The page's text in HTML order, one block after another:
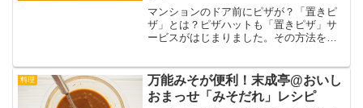
マンションのドア前にピザが？「置きピ
ザ」とは？ピザハットも「置きピザ」サ
ービスがはじまりました。その方法をご
料理
万能みそが便利！末成亭@おいし
おまっせ「みそだれ」レシピ